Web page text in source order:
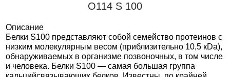
О114 S 100
Описание
Белки S100 представляют собой семейство протеинов с
низким молекулярным весом (приблизительно 10,5 кDa),
обнаруживаемых в организме позвоночных, в том числе
и человека. Белки S100 — самая большая группа